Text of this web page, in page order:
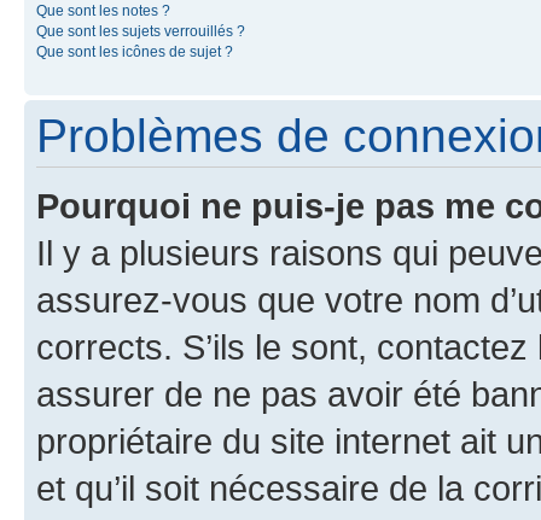
Que sont les notes ?
Que sont les sujets verrouillés ?
Que sont les icônes de sujet ?
Problèmes de
Pourquoi ne puis-je pas me
Il y a plusieurs raisons qui
assurez-vous que votre nom
corrects. S’ils le sont,
assurer de ne pas avoir été
propriétaire du site internet ait
et qu’il soit nécessaire de la